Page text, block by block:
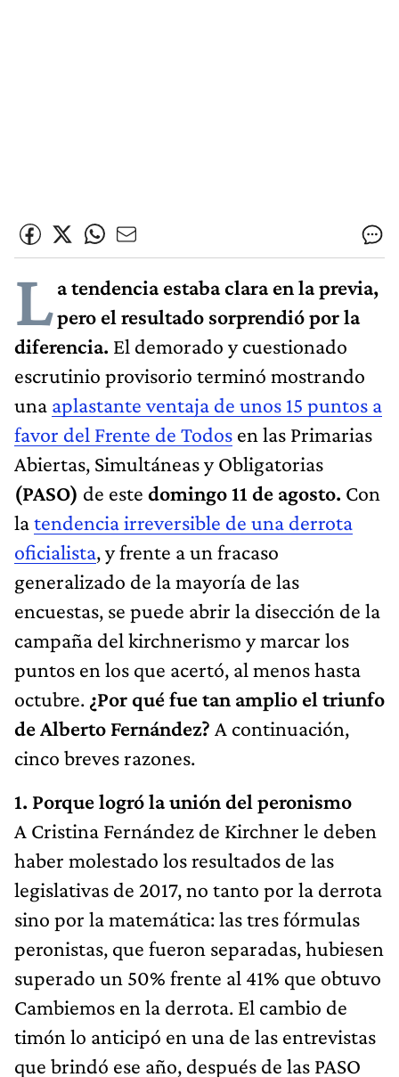
La tendencia estaba clara en la previa,
pero el resultado sorprendió por la
diferencia. El demorado y cuestionado
escrutinio provisorio terminó mostrando
una aplastante ventaja de unos 15 puntos a
favor del Frente de Todos en las Primarias
Abiertas, Simultáneas y Obligatorias
(PASO) de este domingo 11 de agosto. Con
latendencia irreversible de una derrota
oficialista, y frente a un fracaso
generalizado de la mayoría de las
encuestas, se puede abrir la disección de la
campaña del kirchnerismo y marcar los
puntos en los que acertó, al menos hasta
octubre. ¿Por qué fue tan amplio el triunfo
de Alberto Fernández? A continuación,
cinco breves razones.
1. Porque logró la unión del peronismo
A Cristina Fernández de Kirchner le deben
haber molestado los resultados de las
legislativas de 2017, no tanto por la derrota
sino por la matemática: las tres fórmulas
peronistas, que fueron separadas, hubiesen
superado un 50% frente al 41% que obtuvo
Cambiemos en la derrota. El cambio de
timón lo anticipó en una de las entrevistas
que brindó ese año, después de las PASO